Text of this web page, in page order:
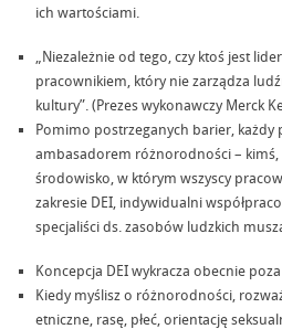
ich wartościami.
„Niezależnie od tego, czy ktoś jest
pracownikiem, który nie zarządza
kultury”. (Prezes wykonawczy Merck
Pomimo postrzeganych barier,
ambasadorem różnorodności –
środowisko, w którym wszyscy
zakresie DEI, indywidualni
specjaliści ds. zasobów ludzkich
Koncepcja DEI wykracza obecnie
Kiedy myślisz o różnorodności,
etniczne, rasę, płeć, orientację